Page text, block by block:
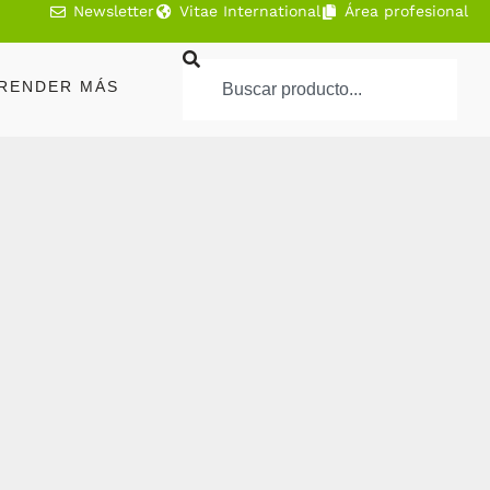
Newsletter Vitae International Área profesional
MÁS